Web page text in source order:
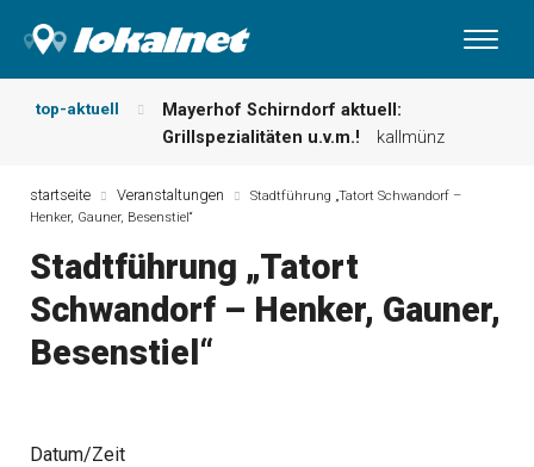
top-aktuell
Mayerhof Schirndorf aktuell:
Grillspezialitäten u.v.m.!
kallmünz
und mehr … burglengenfeld
Der „deutsche Michel“ muss nun
leserbriefe
Maxhütter Fischladen: Unser aktuelles
maxhütte-haidhof
Nutzen Sie aktuelle Angebote Ihrer
startseite Veranstaltungen
Stadtführung „Tatort Schwandorf –
Henker, Gauner, Besenstiel“
Stadtführung „Tatort
Schwandorf – Henker, Gauner,
Besenstiel“
Datum/Zeit